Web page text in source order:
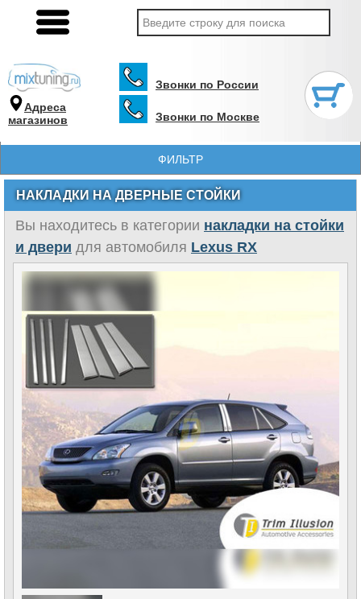
Адреса
магазинов
Звонки по России
Звонки по Москве
ФИЛЬТР
НАКЛАДКИ НА ДВЕРНЫЕ СТОЙКИ
Вы находитесь в категории накладки на стойки
и двери для автомобиля Lexus RX